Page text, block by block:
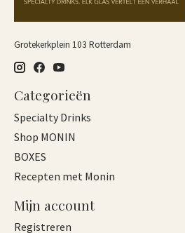
Grotekerkplein 103 Rotterdam
Categorieën
Specialty Drinks
Shop MONIN
BOXES
Recepten met Monin
Mijn account
Registreren